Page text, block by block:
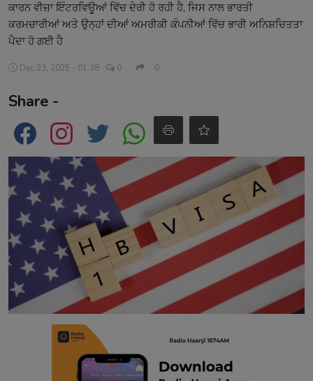
Matrimonial
Event
ਕਾਰਨ ਵੀਜ਼ਾ ਇੰਟਰਵਿਊਆਂ ਵਿੱਚ ਦੇਰੀ ਹੋ ਰਹੀ ਹੈ, ਜਿਸ ਨਾਲ ਭਾਰਤੀ
ਕਰਮਚਾਰੀਆਂ ਅਤੇ ਉਨ੍ਹਾਂ ਦੀਆਂ ਅਮਰੀਕੀ ਕੰਪਨੀਆਂ ਵਿੱਚ ਭਾਰੀ ਅਨਿਸ਼ਚਿਤਤਾ
ਪੈਦਾ ਹੋ ਗਈ ਹੈ
Dec 23, 2025 - 01:38 0 0
Share -